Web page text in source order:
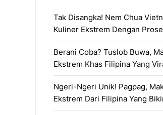
Tak Disangka! Nem Chua
Kuliner Ekstrem Dengan
Berani Coba? Tuslob Buwa,
Ekstrem Khas Filipina Yang
Ngeri-Ngeri Unik! Pagpag,
Ekstrem Dari Filipina Yang